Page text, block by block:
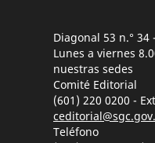
Diagonal 53 n.° 34
Lunes a viernes
nuestras sedes
Comité Editorial
(601) 220 0200 -
Teléfono